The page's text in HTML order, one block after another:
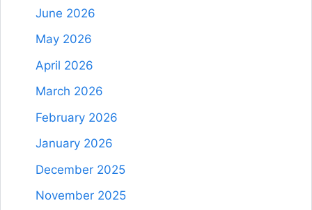
June 2026
May 2026
April 2026
March 2026
February 2026
January 2026
December 2025
November 2025